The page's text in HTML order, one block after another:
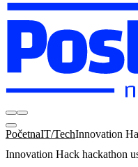
PočetnaIT/TechInnovation
Innovation Hack hackathon